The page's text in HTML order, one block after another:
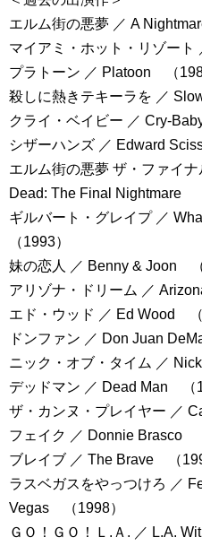
エルム街の悪夢 ／ A
マイアミ・ホット・リゾー
プラトーン ／ Platoon （
殺しに熱きテキーラを ／
クライ・ベイビー ／ Cry-
シザーハンズ ／ Edward
エルム街の悪夢 ザ・ファイ
Dead: The Final Nightmare
ギルバート・グレイプ ／
（1993）
妹の恋人 ／ Benny & Joon （
アリゾナ・ドリーム ／
エド・ウッド ／ Ed Wood （
ドンファン ／ Don Juan
ニック・オブ・タイム ／
デッドマン ／ Dead Man （
ザ・カンヌ・プレイヤー ／
フェイク ／ Donnie Brasco
ブレイブ ／ The Brave （
ラスベガスをやっつけろ ／
Vegas （1998）
ＧＯ！ＧＯ！Ｌ.Ａ. ／ L.A.